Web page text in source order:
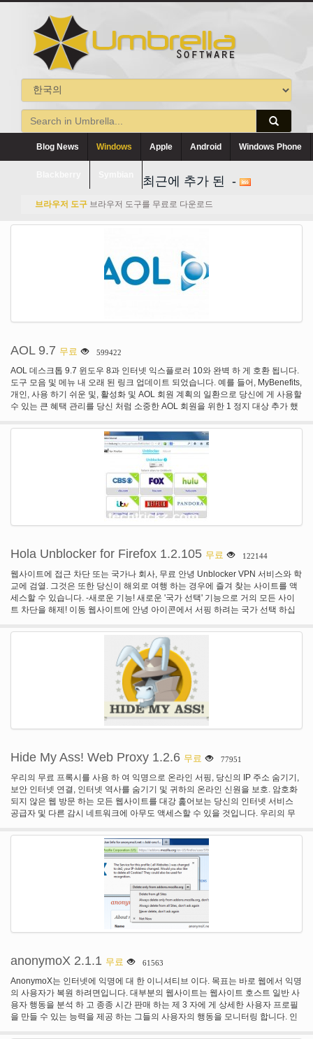
Blog News Windows Apple Android Windows Phone
최근에 추가 된 -
브라우저 도구 브라우저 도구를 무료로 다운로드
AOL 9.7 무료 599422
AOL 데스크톱 9.7 윈도우 8과 인터넷 익스플로러 10와 완벽 하 게 호환 됩니다.
도구 모음 및 메뉴 내 오래 된 링크 업데이트 되었습니다. 예를 들어, MyBenefits,
개인, 사용 하기 쉬운 및, 활성화 및 AOL 회원 계획의 일환으로 당신에 게 사용할
수 있는 큰 혜택 관리를 당신 처럼 소중한 AOL 회원을 위한 1 정지 대상 추가 했
Hola Unblocker for Firefox 1.2.105 무료 122144
웹사이트에 접근 차단 또는 국가나 회사, 무료 안녕 Unblocker VPN 서비스와 학
교에 검열. 그것은 또한 당신이 해외로 여행 하는 경우에 즐겨 찾는 사이트를 액
세스할 수 있습니다. -새로운 기능! 새로운 '국가 선택' 기능으로 거의 모든 사이
트 차단을 해제! 이동 웹사이트에 안녕 아이콘에서 서핑 하려는 국가 선택 하십
Unblocker 기술 공급자 이며 더 오픈 인터넷.
Hide My Ass! Web Proxy 1.2.6 무료 77951
우리의 무료 프록시를 사용 하 여 익명으로 온라인 서핑, 당신의 IP 주소 숨기기,
보안 인터넷 연결, 인터넷 역사를 숨기기 및 귀하의 온라인 신원을 보호. 암호화
되지 않은 웹 방문 하는 모든 웹사이트를 대강 훑어보는 당신의 인터넷 서비스
공급자 및 다른 감시 네트워크에 아무도 액세스할 수 있을 것입니다. 우리의 무
수 있습니다. 특정 웹사이트는 인터넷에 접속 차단 될 수 있습니다. 우리의 무료
웹 프록시를 사용 하 여 거의 다른 네트워크에 있는 웹 블록을 무시 하. 일부 웹
사이트는 SSL (HTTPS://)를 제공 하지 수 및 보안 되지 않은 네트워크에 도난의
위험에 당신의 중요 한 데이터 (예: 사이트 사용자/패스) 이므로. 우리의 웹 프록
시를 사용 하 여 방문한 모든 웹 사이트에 SSL을 추가. 당신의 IP 주소는 당신의
'온라인 지문'. 우리의 프록시를 사용 하 여 당신의 진정한 온라인 정체성을 숨기
려 하 고 우리의 익명 IP 중 뒤에 숨어. 또한 선택할 수 있는 특정 IP 주소 및 서버
'고급 옵션' 링크를 클릭 하 여, 뒤에 숨어. 완전 한 프라이버시에서 익명으로 서핑
웹사이트에 우리의 무료 프록시를 사용 합니다. 당신의 IP 주소 ('온라인 지문')
무료 웹 프록시는 달리 우리가 필요가 없습니다 성가신 돌출 팝업 또는 번쩍이는
광고 각 페이지에 취해 당신은 방문. 특징: · 하나는 프록시를 클릭 합니다. 이미
웹사이트를 검색 하는 동안 익명으로 웹사이트를 탐색 하 확장 아이콘을 클릭 합
니다. 또는 웹 프록시 양식을 표시 하 고 지정 proxify 웹사이트에 새로운 탭에 있
는 아이콘을 클릭 합니다. · 20 웹 프록시 도메인 이름 · 중 하나를 선택합니다 특
정 웹 프록시 서버 (미국, 영국, NL) 선택 합니다. · URL 난독 처리 합니다. 인코
anonymoX 2.1.1 무료 61563
AnonymoX는 인터넷에 익명에 대 한 이니셔티브 이다. 목표는 바로 웹에서 익명
의 사용자가 복원 하려면입니다. 대부분의 웹사이트는 웹사이트 호스트 일반 사
용자 행동을 분석 하 고 종종 시간 판매 하는 제 3 자에 게 상세한 사용자 프로필
을 만들 수 있는 능력을 제공 하는 그들의 사용자의 행동을 모니터링 합니다. 인